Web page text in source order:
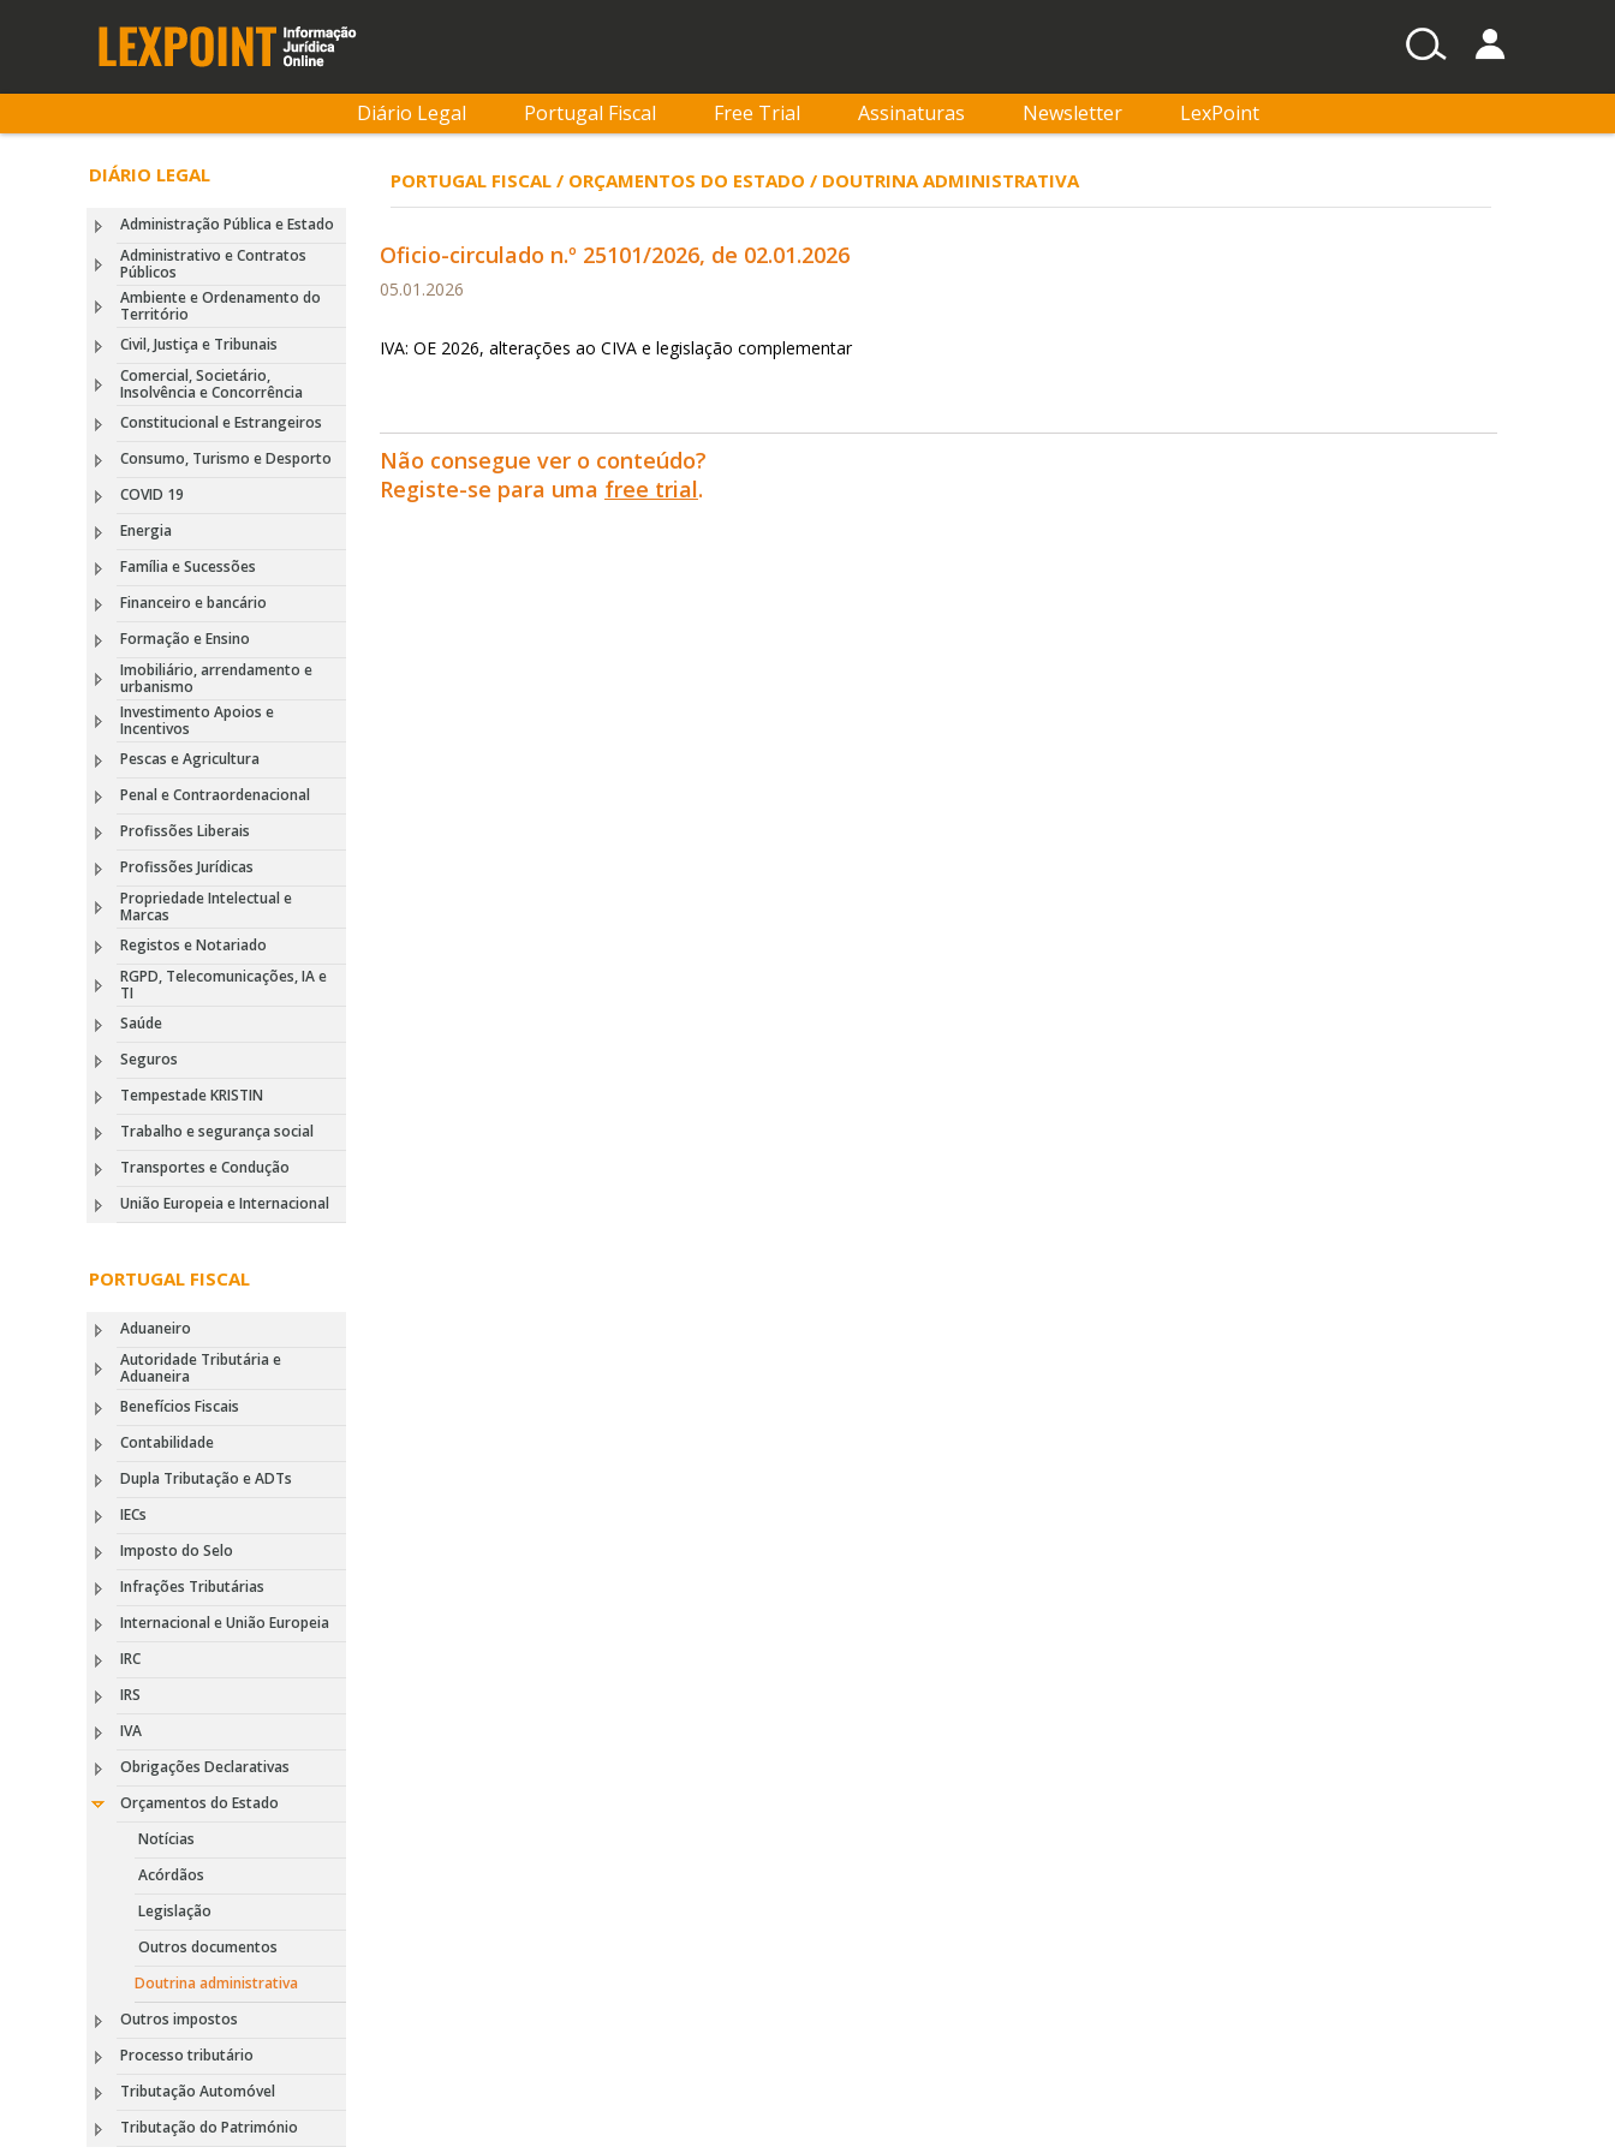
Diário Legal Portugal Fiscal Free Trial Assinaturas Newsletter LexPoint
DIÁRIO LEGAL
Administração Pública e Estado
Administrativo e Contratos
Públicos
Ambiente e Ordenamento do
Território
Civil, Justiça e Tribunais
Comercial, Societário,
Insolvência e Concorrência
Constitucional e Estrangeiros
Consumo, Turismo e Desporto
COVID 19
Energia
Família e Sucessões
Financeiro e bancário
Formação e Ensino
Imobiliário, arrendamento e
urbanismo
Investimento Apoios e
Incentivos
Pescas e Agricultura
Penal e Contraordenacional
Profissões Liberais
Profissões Jurídicas
Propriedade Intelectual e
Marcas
Registos e Notariado
RGPD, Telecomunicações, IA e
TI
Saúde
Seguros
Tempestade KRISTIN
Trabalho e segurança social
Transportes e Condução
União Europeia e Internacional
PORTUGAL FISCAL
Aduaneiro
Autoridade Tributária e
Aduaneira
Benefícios Fiscais
Contabilidade
Dupla Tributação e ADTs
IECs
Imposto do Selo
Infrações Tributárias
Internacional e União Europeia
IRC
IRS
IVA
Obrigações Declarativas
Orçamentos do Estado
Notícias
Acórdãos
Legislação
Outros documentos
Doutrina administrativa
Outros impostos
Processo tributário
Tributação Automóvel
Tributação do Património
PORTUGAL FISCAL / ORÇAMENTOS DO ESTADO / DOUTRINA ADMINISTRATIVA
Oficio-circulado n.º 25101/2026, de 02.01.2026
05.01.2026
IVA: OE 2026, alterações ao CIVA e legislação complementar
Não consegue ver o conteúdo?
Registe-se para uma free trial.